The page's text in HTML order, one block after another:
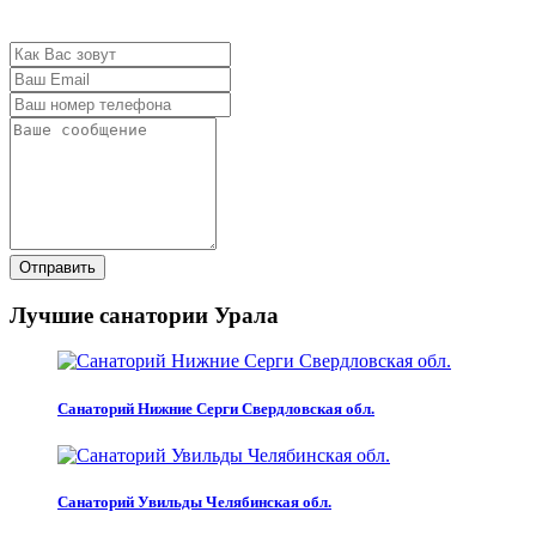
Отправить
Лучшие санатории Урала
Санаторий Нижние Серги Свердловская обл.
Санаторий Увильды Челябинская обл.